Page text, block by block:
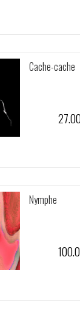
Cache-cache
Nymphe